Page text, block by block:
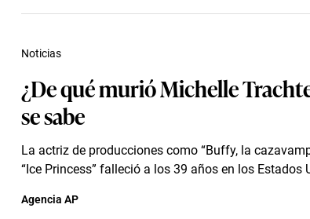
¿De qué murió Michelle
se sabe
La actriz de producciones como “Buffy, la
“Ice Princess” falleció a los 39 años en los Estados
Noticias
Agencia AP